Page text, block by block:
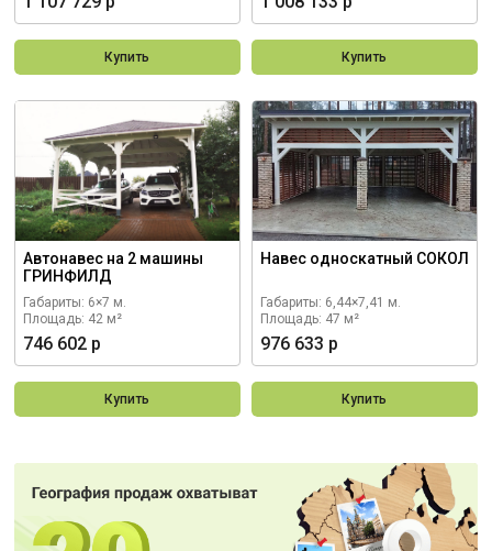
Купить Купить
Автонавес на 2 машины
ГРИНФИЛД
Габариты: 6×7 м.
Площадь: 42 м²
746 602 р
Купить
Навес односкатный СОКОЛ
Габариты: 6,44×7,41 м.
Площадь: 47 м²
976 633 р
Купить